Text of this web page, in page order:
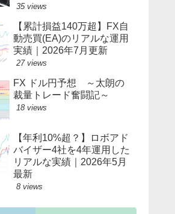
35 views
【累計損益140万超】FX自
動売買(EA)のリアルな運用
実績｜2026年7月更新
27 views
FX ドル円予想 ～太朗の
裁量トレード奮闘記～
18 views
【年利10%超？】ロボアド
バイザー4社を4年運用した
リアルな実績｜2026年5月
最新
8 views